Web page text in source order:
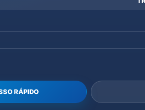
RÁPIDO